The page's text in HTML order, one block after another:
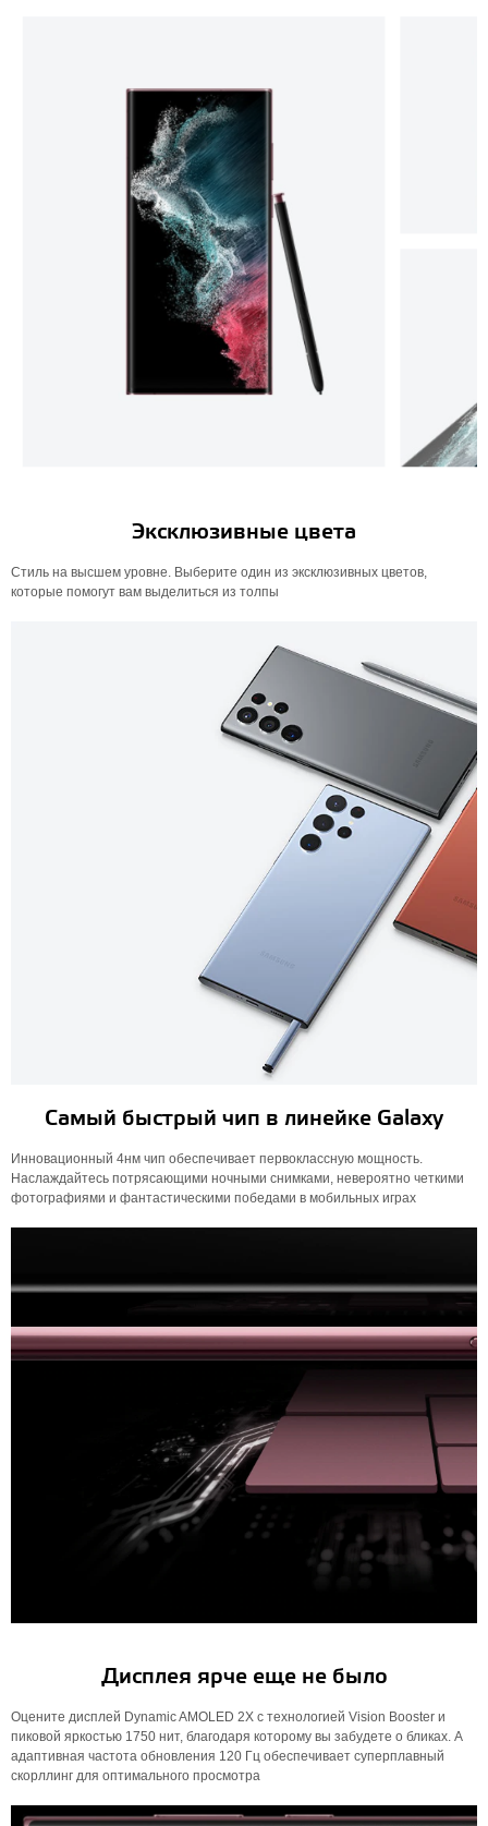
Эксклюзивные цвета
Стиль на высшем уровне. Выберите один из эксклюзивных цветов,
которые помогут вам выделиться из толпы
Самый быстрый чип в линейке Galaxy
Инновационный 4нм чип обеспечивает первоклассную мощность.
Наслаждайтесь потрясающими ночными снимками, невероятно четкими
фотографиями и фантастическими победами в мобильных играх
Дисплея ярче еще не было
Оцените дисплей Dynamic AMOLED 2X с технологией Vision Booster и
пиковой яркостью 1750 нит, благодаря которому вы забудете о бликах. А
адаптивная частота обновления 120 Гц обеспечивает суперплавный
скорллинг для оптимального просмотра